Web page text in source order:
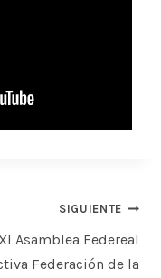
SIGUIENTE
XI Asamblea Federeal
Federación de la